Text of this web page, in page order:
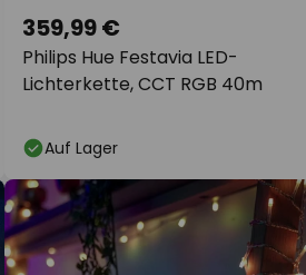
Philips Hue Festavia LED-
Lichterkette, CCT RGB 40m
359,99 €
Auf Lager